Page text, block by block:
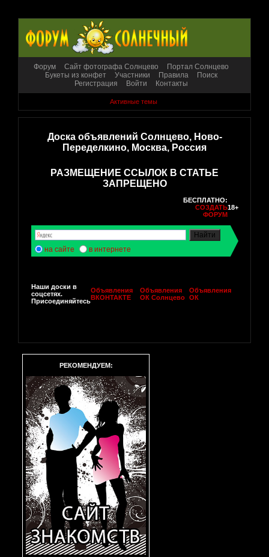
Форум Сайт фотографа Солнцево
Портал Солнцево
Букеты из конфет
Участники Правила
Поиск
Регистрация
Войти Контакты
Активные темы
Доска объявлений Солнцево, Ново-
Переделкино, Москва, Россия
РАЗМЕЩЕНИЕ ССЫЛОК В СТАТЬЕ
ЗАПРЕЩЕНО
БЕСПЛАТНО:
СОЗДАТЬ
ФОРУМ
18+
на сайте в интернете
Наши доски в
соцсетях.
Присоединяйтесь
Объявления
ВКОНТАКТЕ
Объявления
ОК Солнцево
Объявления
ОК
РЕКОМЕНДУЕМ: